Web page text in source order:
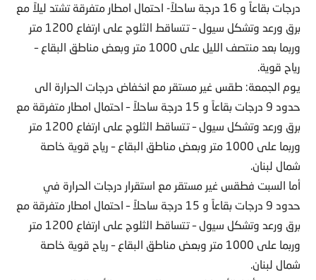
درجات بقاعاً و 16 درجة ساحلاً- احتمال امطار متفرقة تشتد ليلاً مع
برق ورعد وتشكل سيول – تتساقط الثلوج على ارتفاع 1200 متر
وربما بعد منتصف الليل على 1000 متر وبعض مناطق البقاع –
رياح قوية.
يوم الجمعة: طقس غير مستقر مع انخفاض درجات الحرارة الى
حدود 9 درجات بقاعاً و 15 درجة ساحلاً – احتمال امطار متفرقة مع
برق ورعد وتشكل سيول – تتساقط الثلوج على ارتفاع 1200 متر
وربما على 1000 متر وبعض مناطق البقاع – رياح قوية خاصة
شمال لبنان.
أما السبت فطقس غير مستقر مع استقرار درجات الحرارة في
حدود 9 درجات بقاعاً و 15 درجة ساحلاً – احتمال امطار متفرقة مع
برق ورعد وتشكل سيول – تتساقط الثلوج على ارتفاع 1200 متر
وربما على 1000 متر وبعض مناطق البقاع – رياح قوية خاصة
شمال لبنان.